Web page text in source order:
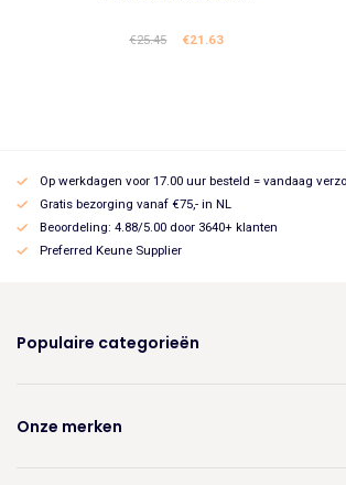
€25.45
Oorspronkelijke
€21.63Huidige
Op werkdagen voor 17.00 uur besteld = vandaag
Gratis bezorging vanaf €75,- in NL
Beoordeling: 4.88/5.00 door 3640+ klanten
Preferred Keune Supplier
Populaire categorieën
Onze merken